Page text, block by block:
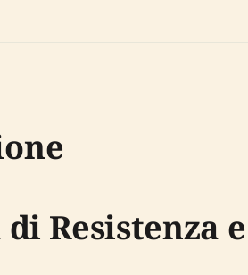
Resistenza